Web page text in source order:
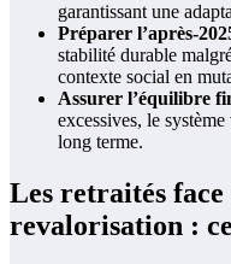
garantissant une
Préparer l’après-
stabilité durable
contexte social en
Assurer l’équilibre
excessives, le
long terme.
Les retraités
revalorisation :